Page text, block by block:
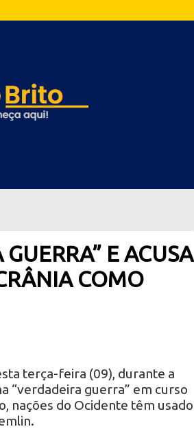
E ACUSA
COMO
terça-feira (09), durante a
“verdadeira guerra” em curso
nações do Ocidente têm usado